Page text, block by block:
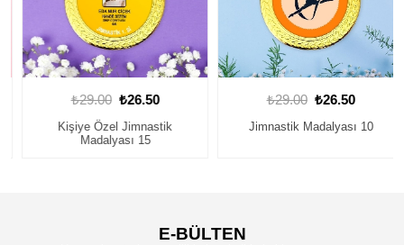
₺29.00 ₺26.50
Kişiye Özel Jimnastik
Madalyası 15
₺29.00 ₺26.50
Jimnastik Madalyası 10
E-BÜLTEN